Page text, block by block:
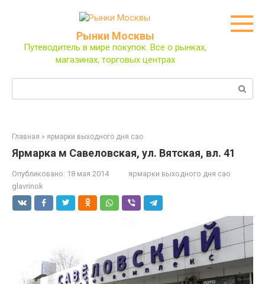
Рынки Москвы
Путеводитель в мире покупок. Все о рынках,
магазинах, торговых центрах
Главная » ярмарки выходного дня сао
Ярмарка м Савеловская, ул. Вятская, вл. 41
Опубликовано: 18 мая 2014
ярмарки выходного дня сао
glavrinok